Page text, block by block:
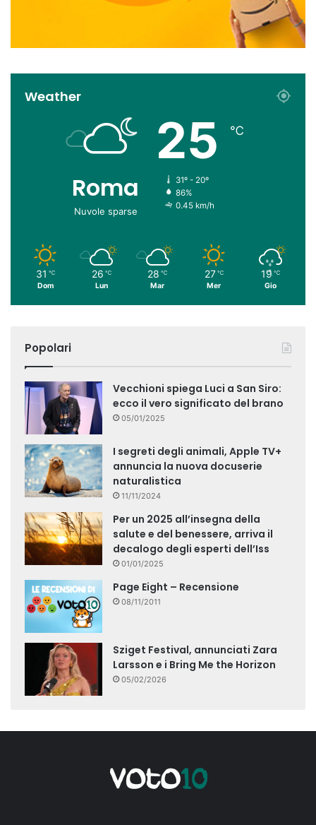
Weather
Roma
Nuvole sparse
25 ℃
31º - 20º
86%
0.45 km/h
31 ℃
Dom
26 ℃
Lun
28 ℃
Mar
27 ℃
Mer
19 ℃
Gio
Popolari
Vecchioni spiega Luci a San Siro:
ecco il vero significato del brano
05/01/2025
I segreti degli animali, Apple TV+
annuncia la nuova docuserie
naturalistica
11/11/2024
Per un 2025 all’insegna della
salute e del benessere, arriva il
decalogo degli esperti dell’Iss
01/01/2025
Page Eight – Recensione
08/11/2011
Sziget Festival, annunciati Zara
Larsson e i Bring Me the Horizon
05/02/2026